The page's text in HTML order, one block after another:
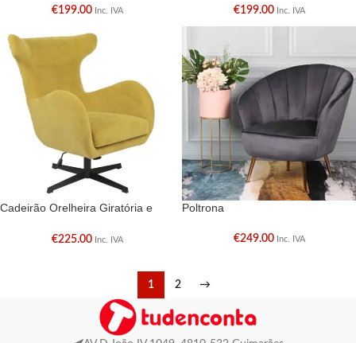
€199.00 Inc. IVA €199.00 Inc. IVA
Cadeirão Orelheira Giratória e
€225.00 Inc. IVA
Poltrona
€249.00 Inc. IVA
1 2 →